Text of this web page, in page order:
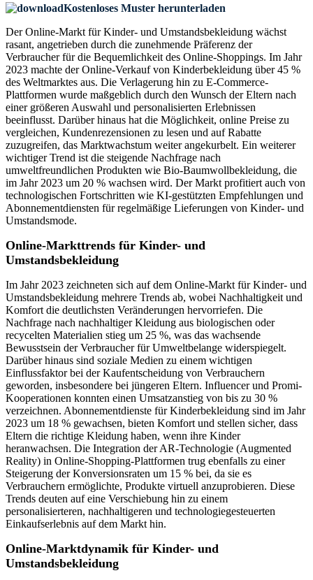
Kostenloses Muster herunterladen
Der Online-Markt für Kinder- und Umstandsbekleidung wächst
rasant, angetrieben durch die zunehmende Präferenz der
Verbraucher für die Bequemlichkeit des Online-Shoppings. Im Jahr
2023 machte der Online-Verkauf von Kinderbekleidung über 45 %
des Weltmarktes aus. Die Verlagerung hin zu E-Commerce-
Plattformen wurde maßgeblich durch den Wunsch der Eltern nach
einer größeren Auswahl und personalisierten Erlebnissen
beeinflusst. Darüber hinaus hat die Möglichkeit, online Preise zu
vergleichen, Kundenrezensionen zu lesen und auf Rabatte
zuzugreifen, das Marktwachstum weiter angekurbelt. Ein weiterer
wichtiger Trend ist die steigende Nachfrage nach
umweltfreundlichen Produkten wie Bio-Baumwollbekleidung, die
im Jahr 2023 um 20 % wachsen wird. Der Markt profitiert auch von
technologischen Fortschritten wie KI-gestützten Empfehlungen und
Abonnementdiensten für regelmäßige Lieferungen von Kinder- und
Umstandsmode.
Online-Markttrends für Kinder- und
Umstandsbekleidung
Im Jahr 2023 zeichneten sich auf dem Online-Markt für Kinder- und
Umstandsbekleidung mehrere Trends ab, wobei Nachhaltigkeit und
Komfort die deutlichsten Veränderungen hervorriefen. Die
Nachfrage nach nachhaltiger Kleidung aus biologischen oder
recycelten Materialien stieg um 25 %, was das wachsende
Bewusstsein der Verbraucher für Umweltbelange widerspiegelt.
Darüber hinaus sind soziale Medien zu einem wichtigen
Einflussfaktor bei der Kaufentscheidung von Verbrauchern
geworden, insbesondere bei jüngeren Eltern. Influencer und Promi-
Kooperationen konnten einen Umsatzanstieg von bis zu 30 %
verzeichnen. Abonnementdienste für Kinderbekleidung sind im Jahr
2023 um 18 % gewachsen, bieten Komfort und stellen sicher, dass
Eltern die richtige Kleidung haben, wenn ihre Kinder
heranwachsen. Die Integration der AR-Technologie (Augmented
Reality) in Online-Shopping-Plattformen trug ebenfalls zu einer
Steigerung der Konversionsraten um 15 % bei, da sie es
Verbrauchern ermöglichte, Produkte virtuell anzuprobieren. Diese
Trends deuten auf eine Verschiebung hin zu einem
personalisierteren, nachhaltigeren und technologiegesteuerten
Einkaufserlebnis auf dem Markt hin.
Online-Marktdynamik für Kinder- und
Umstandsbekleidung